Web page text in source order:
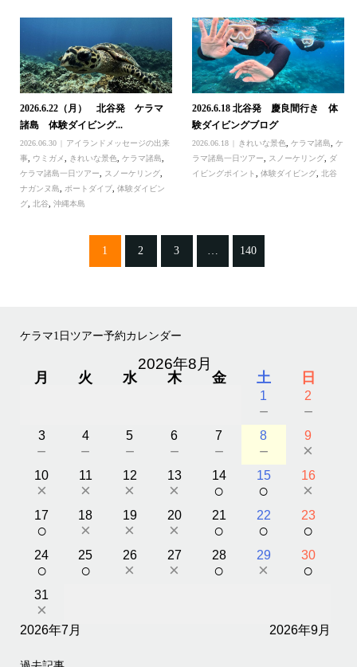
2026.6.22（月） 北谷発 ケラマ
諸島 体験ダイビング...
2026.06.30
アイランドメッセージの出来
事, ウミガメ きれいな景色 ケラマ諸島
ケラマ諸島一日ツアー
スノーケリング,
ナガンヌ島
ボートダイブ, 体験ダイビン
グ, 北谷, 沖縄本島
2026.6.18 北谷発 慶良間行き 体
験ダイビングブログ
2026.06.18 きれいな景色 ,ケラマ諸島 ,ケ
ラマ諸島一日ツアー
スノーケリング
ダ
イビングポイント
,体験ダイビング ,北谷
1 2 3 140
ケラマ1日ツアー予約カレンダー
2026年8月
月 火 水 木 金 土 日
1
－
2
－
3
－
4
－
5
－
6
－
7
－
8
－
9
×
10
×
11
×
12
×
13
×
14
○
15
○
16
×
17
○
18
×
19
×
20
×
21
○
22
○
23
○
24
○
25
○
26
×
27
×
28
○
29
×
30
○
31
×
2026年7月 2026年9月